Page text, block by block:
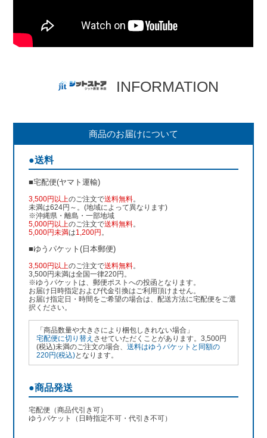
INFORMATION
商品のお届けについて
●送料
■宅配便(ヤマト運輸)
3,500円以上のご注文で送料無料。
未満は624円～。(地域によって異なります)
※沖縄県・離島・一部地域
5,000円以上のご注文で送料無料。
5,000円未満は1,200円 。
■ゆうパケット(日本郵便)
3,500円以上のご注文で送料無料。
3,500円未満は全国一律220円。
※ゆうパケットは、郵便ポストへの投函となります。
お届け日時指定および代金引換はご利用頂けません。
お届け指定日・時間をご希望の場合は、配送方法に宅配便をご選
択ください。
「商品数量や大きさにより梱包しきれない場合」
宅配便に切り替え させていただくことがあります。3,500円
(税込)未満のご注文の場合、送料はゆうパケットと同額の
220円(税込)となります。
●商品発送
宅配便（商品代引き可）
ゆうパケット（日時指定不可・代引き不可）